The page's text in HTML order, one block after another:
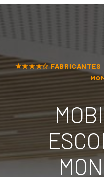
★★★★✩ FABRICANTES